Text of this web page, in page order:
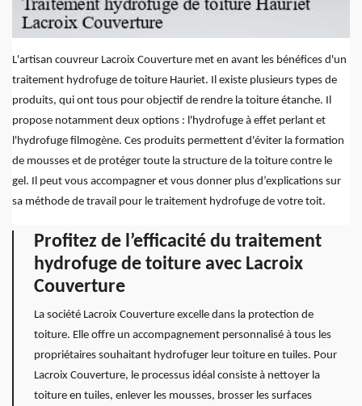
L'artisan couvreur Lacroix Couverture met en avant les bénéfices d'un
traitement hydrofuge de toiture Hauriet. Il existe plusieurs types de
produits, qui ont tous pour objectif de rendre la toiture étanche. Il
propose notamment deux options : l'hydrofuge à effet perlant et
l'hydrofuge filmogène. Ces produits permettent d'éviter la formation
de mousses et de protéger toute la structure de la toiture contre le
gel. Il peut vous accompagner et vous donner plus d’explications sur
sa méthode de travail pour le traitement hydrofuge de votre toit.
Profitez de l’efficacité du traitement
hydrofuge de toiture avec Lacroix
Couverture
La société Lacroix Couverture excelle dans la protection de
toiture. Elle offre un accompagnement personnalisé à tous les
propriétaires souhaitant hydrofuger leur toiture en tuiles. Pour
Lacroix Couverture, le processus idéal consiste à nettoyer la
toiture en tuiles, enlever les mousses, brosser les surfaces